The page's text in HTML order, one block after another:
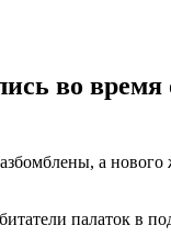
во время
а
палаток в